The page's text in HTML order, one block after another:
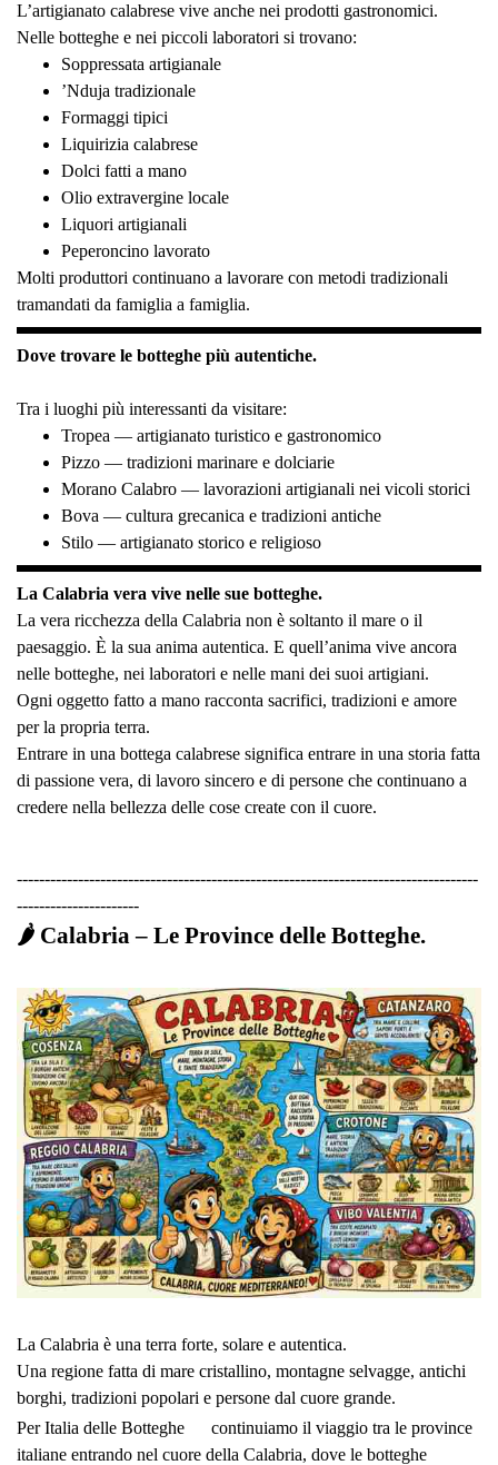
L’artigianato calabrese vive anche nei prodotti gastronomici.
Nelle botteghe e nei piccoli laboratori si trovano:
Soppressata artigianale
’Nduja tradizionale
Formaggi tipici
Liquirizia calabrese
Dolci fatti a mano
Olio extravergine locale
Liquori artigianali
Peperoncino lavorato
Molti produttori continuano a lavorare con metodi tradizionali
tramandati da famiglia a famiglia.
Dove trovare le botteghe più autentiche.
Tra i luoghi più interessanti da visitare:
Tropea — artigianato turistico e gastronomico
Pizzo — tradizioni marinare e dolciarie
Morano Calabro — lavorazioni artigianali nei vicoli storici
Bova — cultura grecanica e tradizioni antiche
Stilo — artigianato storico e religioso
La Calabria vera vive nelle sue botteghe.
La vera ricchezza della Calabria non è soltanto il mare o il
paesaggio. È la sua anima autentica. E quell’anima vive ancora
nelle botteghe, nei laboratori e nelle mani dei suoi artigiani.
Ogni oggetto fatto a mano racconta sacrifici, tradizioni e amore
per la propria terra.
Entrare in una bottega calabrese significa entrare in una storia fatta
di passione vera, di lavoro sincero e di persone che continuano a
credere nella bellezza delle cose create con il cuore.
-----------------------------------------------------------------------------------
----------------------
🌶️ Calabria – Le Province delle Botteghe.
La Calabria è una terra forte, solare e autentica.
Una regione fatta di mare cristallino, montagne selvagge, antichi
borghi, tradizioni popolari e persone dal cuore grande.
Per Italia delle Botteghe
continuiamo il viaggio tra le province
italiane entrando nel cuore della Calabria, dove le botteghe